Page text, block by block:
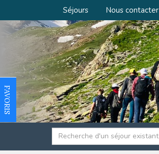
Séjours Nous contacter
FAVORIS